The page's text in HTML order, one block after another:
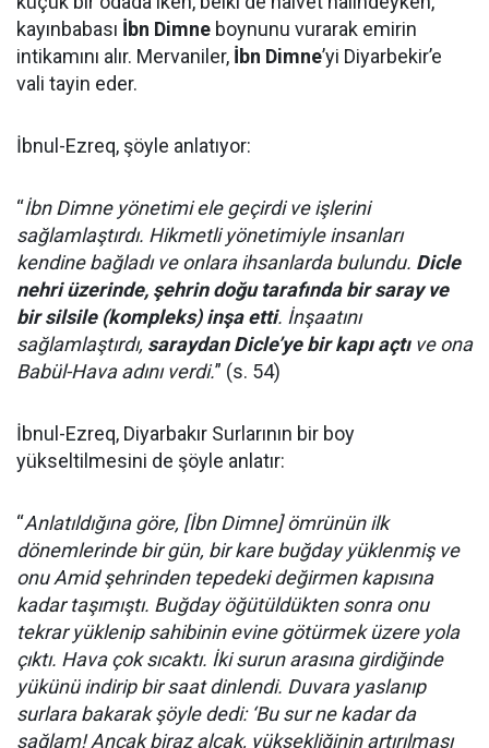
kayınbabası İbn Dimne boynunu vurarak emirin
intikamını alır. Mervaniler, İbn Dimne’yi Diyarbekir’e
vali tayin eder.
İbnul-Ezreq, şöyle anlatıyor:
“İbn Dimne yönetimi ele geçirdi ve işlerini
sağlamlaştırdı. Hikmetli yönetimiyle insanları
kendine bağladı ve onlara ihsanlarda bulundu. Dicle
nehri üzerinde, şehrin doğu tarafında bir saray ve
bir silsile (kompleks) inşa etti. İnşaatını
sağlamlaştırdı, saraydan Dicle’ye bir kapı açtıve ona
Babül-Hava adını verdi.” (s. 54)
İbnul-Ezreq, Diyarbakır Surlarının bir boy
yükseltilmesini de şöyle anlatır:
“Anlatıldığına göre, [İbn Dimne] ömrünün ilk
dönemlerinde bir gün, bir kare buğday yüklenmiş ve
onu Amid şehrinden tepedeki değirmen kapısına
kadar taşımıştı. Buğday öğütüldükten sonra onu
tekrar yüklenip sahibinin evine götürmek üzere yola
çıktı. Hava çok sıcaktı. İki surun arasına girdiğinde
yükünü indirip bir saat dinlendi. Duvara yaslanıp
surlara bakarak şöyle dedi: ‘Bu sur ne kadar da
sağlam! Ancak biraz alçak, yüksekliğinin artırılması